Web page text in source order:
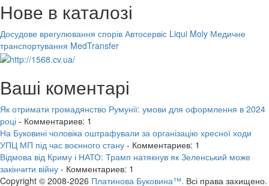
Нове в каталозі
Досудове врегулювання спорів Автосервіс Liqui Moly Медичне
транспортування MedTransfer
Ваші коментарі
Як отримати громадянство Румунії: умови для оформлення в 2024
році - Комментариев: 1
На Буковині чоловіка оштрафували за організацію хресної ходи
УПЦ МП під час воєнного стану - Комментариев: 1
Відмова від Криму і НАТО: Трамп натякнув як Зеленський може
закінчити війну - Комментариев: 1
Copyright © 2008-2026 Платинова Буковина™. Всі права захищено.